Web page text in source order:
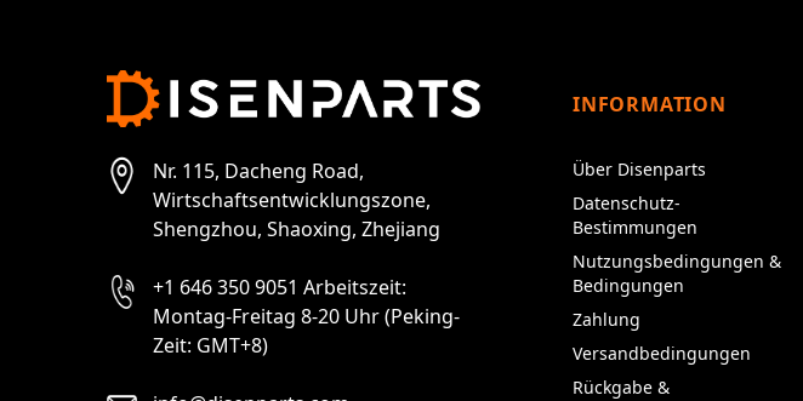
Nr. 115, Dacheng Road,
Wirtschaftsentwicklungszone,
Shengzhou, Shaoxing, Zhejiang
+1 646 350 9051 Arbeitszeit:
Montag-Freitag 8-20 Uhr (Peking-
Zeit: GMT+8)
INFORMATION
Über Disenparts
Datenschutz-
Bestimmungen
Nutzungsbedingungen &
Bedingungen
Zahlung
Versandbedingungen
Rückgabe &